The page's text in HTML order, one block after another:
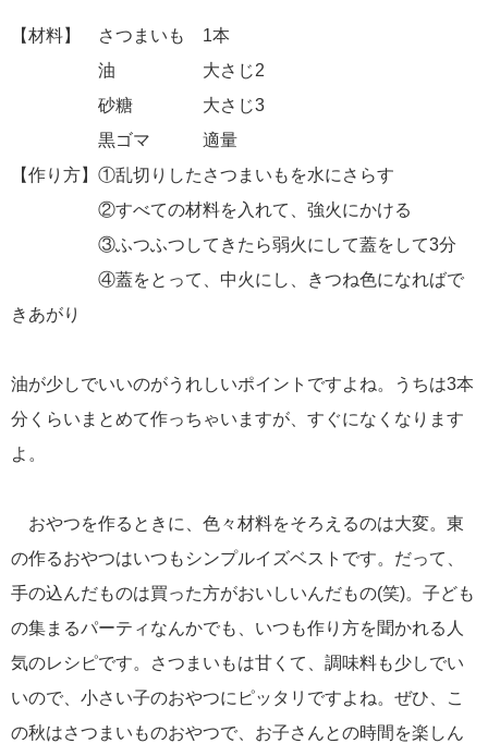
【材料】 さつまいも 1本
油 大さじ2
砂糖 大さじ3
黒ゴマ 適量
【作り方】①乱切りしたさつまいもを水にさらす
②すべての材料を入れて、強火にかける
③ふつふつしてきたら弱火にして蓋をして3分
④蓋をとって、中火にし、きつね色になればで
きあがり
油が少しでいいのがうれしいポイントですよね。うちは3本
分くらいまとめて作っちゃいますが、すぐになくなります
よ。
おやつを作るときに、色々材料をそろえるのは大変。東
の作るおやつはいつもシンプルイズベストです。だって、
手の込んだものは買った方がおいしいんだもの(笑)。子ども
の集まるパーティなんかでも、いつも作り方を聞かれる人
気のレシピです。さつまいもは甘くて、調味料も少しでい
いので、小さい子のおやつにピッタリですよね。ぜひ、こ
の秋はさつまいものおやつで、お子さんとの時間を楽しん